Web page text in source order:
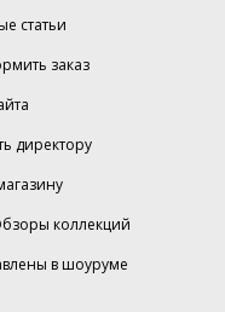
статьи
заказ
директору
коллекций
в шоуруме